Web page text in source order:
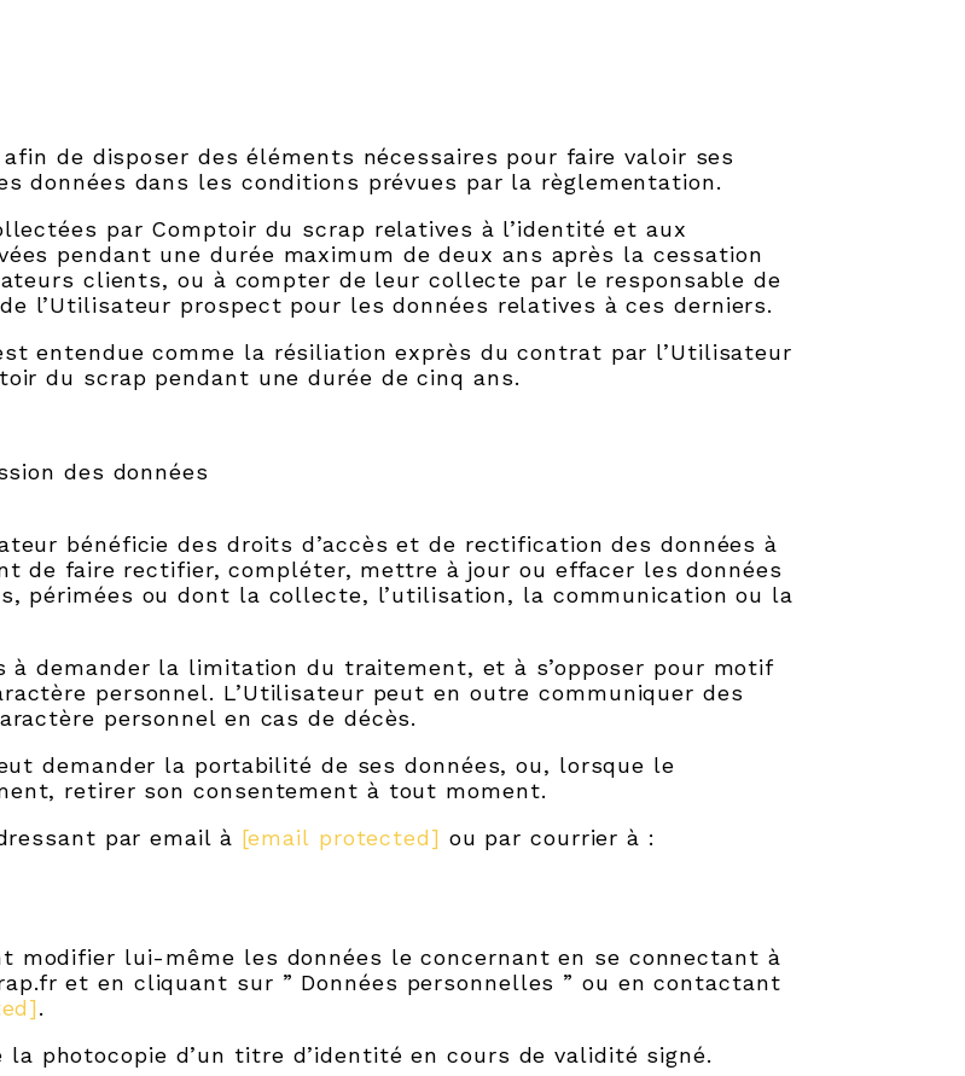
de disposer des éléments nécessaires pour faire valoir ses
données dans les conditions prévues par la règlementation.
par Comptoir du scrap relatives à l’identité et aux
pendant une durée maximum de deux ans après la cessation
clients, ou à compter de leur collecte par le responsable de
l’Utilisateur prospect pour les données relatives à ces derniers.
entendue comme la résiliation exprès du contrat par l’Utilisateur
du scrap pendant une durée de cinq ans.
des données
bénéficie des droits d’accès et de rectification des données à
de faire rectifier, compléter, mettre à jour ou effacer les données
périmées ou dont la collecte, l’utilisation, la communication ou la
à demander la limitation du traitement, et à s’opposer pour motif
personnel. L’Utilisateur peut en outre communiquer des
personnel en cas de décès.
demander la portabilité de ses données, ou, lorsque le
retirer son consentement à tout moment.
par email à [email protected] ou par courrier à :
modifier lui-même les données le concernant en se connectant à
et en cliquant sur ” Données personnelles ” ou en contactant
.
la photocopie d’un titre d’identité en cours de validité signé.